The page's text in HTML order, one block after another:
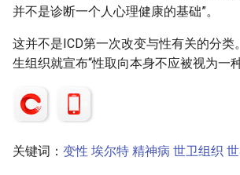
并不是诊断一个人心理健康的基础”。
这并不是ICD第一次改变与性有关的分类
生组织就宣布“性取向本身不应被视为一
关键词： 变性 埃尔特 精神病 世卫组织